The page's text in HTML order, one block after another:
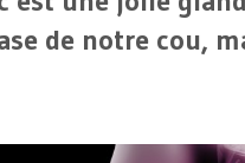
de notre cou,